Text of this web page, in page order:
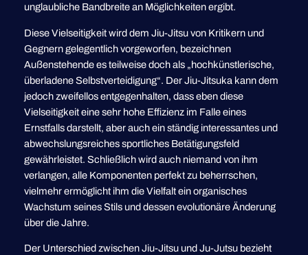
unglaubliche Bandbreite an Möglichkeiten ergibt.
Diese Vielseitigkeit wird dem Jiu-Jitsu von Kritikern und
Gegnern gelegentlich vorgeworfen, bezeichnen
Außenstehende es teilweise doch als „hochkünstlerische,
überladene Selbstverteidigung“. Der Jiu-Jitsuka kann dem
jedoch zweifellos entgegenhalten, dass eben diese
Vielseitigkeit eine sehr hohe Effizienz im Falle eines
Ernstfalls darstellt, aber auch ein ständig interessantes und
abwechslungsreiches sportliches Betätigungsfeld
gewährleistet. Schließlich wird auch niemand von ihm
verlangen, alle Komponenten perfekt zu beherrschen,
vielmehr ermöglicht ihm die Vielfalt ein organisches
Wachstum seines Stils und dessen evolutionäre Änderung
über die Jahre.
Der Unterschied zwischen Jiu-Jitsu und Ju-Jutsu bezieht